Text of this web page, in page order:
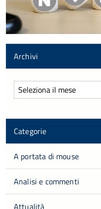
Archivi
Archivi
Categorie
A portata di mouse
Analisi e commenti
Attualità